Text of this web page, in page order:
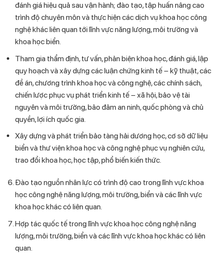
đánh giá hiệu quả sau vận hành; đào tạo, tập huấn nâng cao
trình độ chuyên môn và thực hiện các dịch vụ khoa học công
nghệ khác liên quan tới lĩnh vực năng lượng, môi trường và
khoa học biển.
Tham gia thẩm định, tư vấn, phản biện khoa học, đánh giá, lập
quy hoạch và xây dựng các luận chứng kinh tế – kỹ thuật, các
đề án, chương trình khoa học và công nghệ, các chính sách,
chiến lược phục vụ phát triển kinh tế – xã hội, bảo vệ tài
nguyên và môi trường, bảo đảm an ninh, quốc phòng và chủ
quyền, lợi ích quốc gia.
Xây dựng và phát triển bảo tàng hải dương học, cơ sở dữ liệu
biển và thư viện khoa học và công nghệ phục vụ nghiên cứu,
trao đổi khoa học, học tập, phổ biến kiến thức.
Đào tạo nguồn nhân lực có trình độ cao trong lĩnh vực khoa
học công nghệ năng lượng, môi trường, biển và các lĩnh vực
khoa học khác có liên quan.
Hợp tác quốc tế trong lĩnh vực khoa học công nghệ năng
lượng, môi trường, biển và các lĩnh vực khoa học khác có liên
quan.